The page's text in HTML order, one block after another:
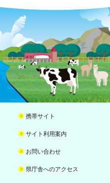
携帯サイト
サイト利用案内
お問い合わせ
県庁舎へのアクセス